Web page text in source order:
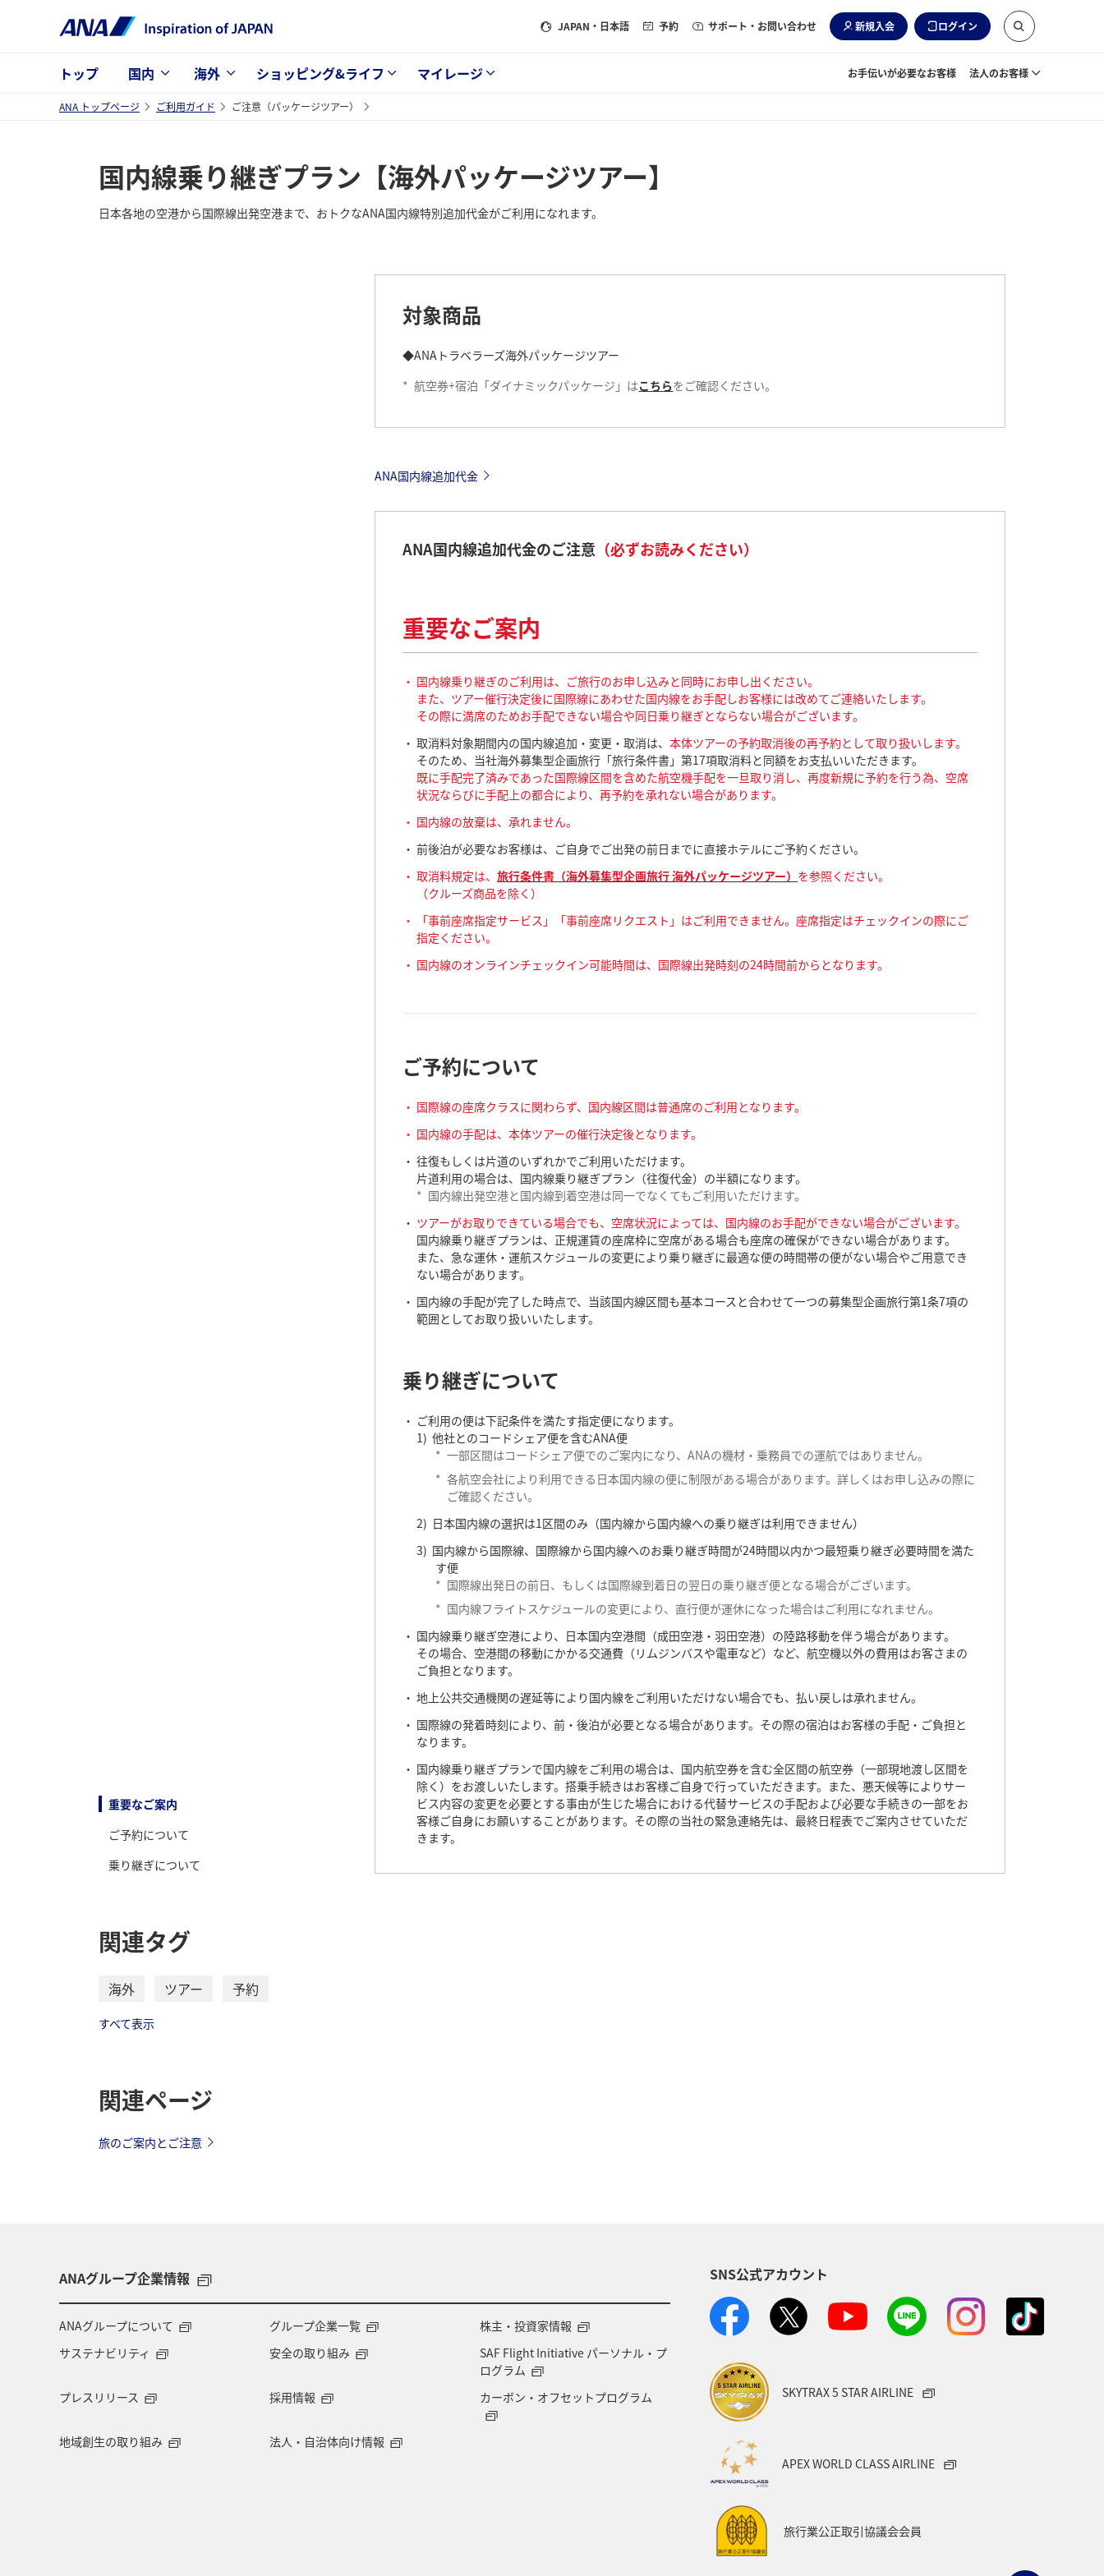
JAPAN ・日本語 予約 サポート・お問い合わせ 新規入会 ログイン
トップ 国内 海外 ショッピング&ライフ マイレージ お手伝いが必要なお客様 法人のお客様
ANA トップページ ご利用ガイド ご注意（パッケージツアー）
国内線乗り継ぎプラン【海外パッケージツアー】
日本各地の空港から国際線出発空港まで、おトクなANA国内線特別追加代金がご利用になれます。
重要なご案内
ご予約について
乗り継ぎについて
対象商品
◆ANAトラベラーズ海外パッケージツアー
* 航空券+宿泊「ダイナミックパッケージ」はこちらをご確認ください。
ANA国内線追加代金
ANA国内線追加代金のご注意 （必ずお読みください）
重要なご案内
国内線乗り継ぎのご利用は、ご旅行のお申し込みと同時にお申し出ください。
また、ツアー催行決定後に国際線にあわせた国内線をお手配しお客様には改めてご連絡いたします。
その際に満席のためお手配できない場合や同日乗り継ぎとならない場合がございます。
取消料対象期間内の国内線追加・変更・取消は、本体ツアーの予約取消後の再予約として取り扱いします。
そのため、当社海外募集型企画旅行「旅行条件書」第17項取消料と同額をお支払いいただきます。
既に手配完了済みであった国際線区間を含めた航空機手配を一旦取り消し、再度新規に予約を行う為、空席
状況ならびに手配上の都合により、再予約を承れない場合があります。
国内線の放棄は、承れません。
前後泊が必要なお客様は、ご自身でご出発の前日までに直接ホテルにご予約ください。
取消料規定は、旅行条件書（海外募集型企画旅行 海外パッケージツアー） を参照ください。
（クルーズ商品を除く）
「事前座席指定サービス」「事前座席リクエスト」はご利用できません。座席指定はチェックインの際にご
指定ください。
国内線のオンラインチェックイン可能時間は、国際線出発時刻の24時間前からとなります。
ご予約について
国際線の座席クラスに関わらず、国内線区間は普通席のご利用となります。
国内線の手配は、本体ツアーの催行決定後となります。
往復もしくは片道のいずれかでご利用いただけます。
片道利用の場合は、国内線乗り継ぎプラン（往復代金）の半額になります。
* 国内線出発空港と国内線到着空港は同一でなくてもご利用いただけます。
ツアーがお取りできている場合でも、空席状況によっては、国内線のお手配ができない場合がございます。
国内線乗り継ぎプランは、正規運賃の座席枠に空席がある場合も座席の確保ができない場合があります。
また、急な運休・運航スケジュールの変更により乗り継ぎに最適な便の時間帯の便がない場合やご用意でき
ない場合があります。
国内線の手配が完了した時点で、当該国内線区間も基本コースと合わせて一つの募集型企画旅行第1条7項の
範囲としてお取り扱いいたします。
乗り継ぎについて
ご利用の便は下記条件を満たす指定便になります。
他社とのコードシェア便を含むANA便
* 一部区間はコードシェア便でのご案内になり、ANAの機材・乗務員での運航ではありません。
* 各航空会社により利用できる日本国内線の便に制限がある場合があります。詳しくはお申し込みの際に
ご確認ください。
日本国内線の選択は1区間のみ（国内線から国内線への乗り継ぎは利用できません）
国内線から国際線、国際線から国内線へのお乗り継ぎ時間が24時間以内かつ最短乗り継ぎ必要時間を満た
す便
* 国際線出発日の前日、もしくは国際線到着日の翌日の乗り継ぎ便となる場合がございます。
* 国内線フライトスケジュールの変更により、直行便が運休になった場合はご利用になれません。
国内線乗り継ぎ空港により、日本国内空港間（成田空港・羽田空港）の陸路移動を伴う場合があります。
その場合、空港間の移動にかかる交通費（リムジンバスや電車など）など、航空機以外の費用はお客さまの
ご負担となります。
地上公共交通機関の遅延等により国内線をご利用いただけない場合でも、払い戻しは承れません。
国際線の発着時刻により、前・後泊が必要となる場合があります。その際の宿泊はお客様の手配・ご負担と
なります。
国内線乗り継ぎプランで国内線をご利用の場合は、国内航空券を含む全区間の航空券（一部現地渡し区間を
除く）をお渡しいたします。搭乗手続きはお客様ご自身で行っていただきます。また、悪天候等によりサー
ビス内容の変更を必要とする事由が生じた場合における代替サービスの手配および必要な手続きの一部をお
客様ご自身にお願いすることがあります。その際の当社の緊急連絡先は、最終日程表でご案内させていただ
きます。
関連タグ
海外 ツアー 予約
すべて表示
関連ページ
旅のご案内とご注意
ANAグループ企業情報
ANAグループについて グループ企業一覧
株主・投資家情報
サステナビリティ
安全の取り組み
SAF Flight Initiative パーソナル・プ
ログラム
プレスリリース
採用情報 カーボン・オフセットプログラム
地域創生の取り組み 法人・自治体向け情報
SNS公式アカウント
SKYTRAX 5 STAR AIRLINE
APEX WORLD CLASS AIRLINE
旅行業公正取引協議会会員